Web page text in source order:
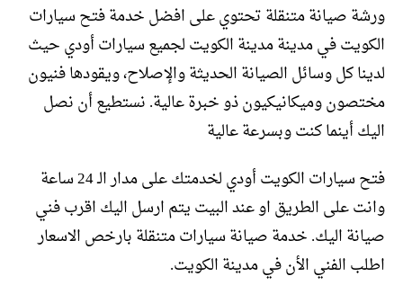
ورشة صيانة متنقلة تحتوي على افضل خدمة فتح سيارات
الكويت في مدينة مدينة الكويت لجميع سيارات أودي حيث
لدينا كل وسائل الصيانة الحديثة والإصلاح، ويقودها فنيون
مختصون وميكانيكيون ذو خبرة عالية. نستطيع أن نصل
اليك أينما كنت وبسرعة عالية
فتح سيارات الكويت أودي لخدمتك على مدار الـ 24 ساعة
وانت على الطريق او عند البيت يتم ارسل اليك اقرب فني
صيانة اليك. خدمة صيانة سيارات متنقلة بارخص الاسعار
اطلب الفني الأن في مدينة الكويت.